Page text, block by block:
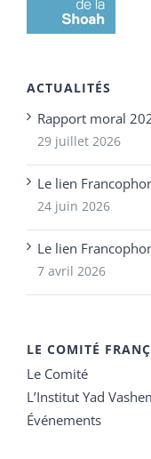
ACTUALITÉS
Rapport moral
29 juillet 2026
Le lien
24 juin 2026
Le lien
7 avril 2026
LE COMITÉ
Le Comité
L’Institut Yad
Événements